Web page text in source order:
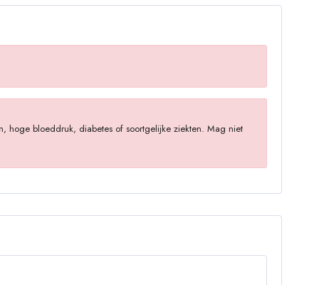
hoge bloeddruk, diabetes of soortgelijke ziekten. Mag niet